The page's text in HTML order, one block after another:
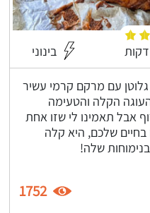
בינוני
עם מרקם קרמי עשיר
הקלה והטעימה
אבל תאמינו לי שזו אחת
שלכם, היא קלה
שלה!
1752